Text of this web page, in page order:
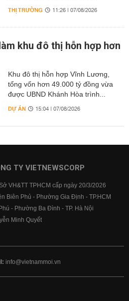
THỊ TRƯỜNG 11:26 | 07/08/2026
khu đô thị hỗn hợp hơn
Khu đô thị hỗn hợp Vĩnh Lương,
tổng vốn hơn 49.000 tỷ đồng vừa
được UBND Khánh Hòa trình...
DỰ ÁN 15:04 | 07/08/2026
TY VIETNEWSCORP
VH&TT TPHCM cấp ngày 20/3/2026
Biên Phủ - Phường Gia Định - TP.HCM
- Phường Ba Đình - TP. Hà Nội
Minh Quyết
info@vietnammoi.vn